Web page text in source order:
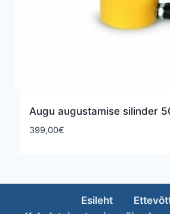
Augu augustamise silinder
399,00€
Esileht